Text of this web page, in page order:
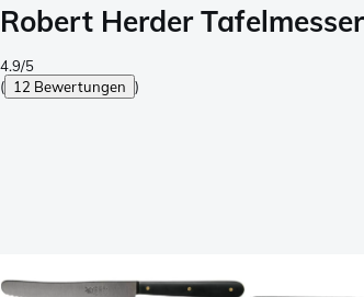
Robert Herder
4.9/5
( 12 Bewertungen )